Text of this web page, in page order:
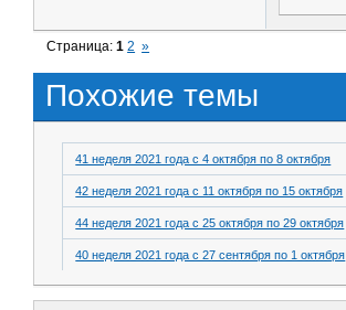
Страница:1 2 »
Похожие темы
41 неделя 2021 года с 4 октября по 8 октября
42 неделя 2021 года с 11 октября по 15 октября
44 неделя 2021 года с 25 октября по 29 октября
40 неделя 2021 года с 27 сентября по 1 октября